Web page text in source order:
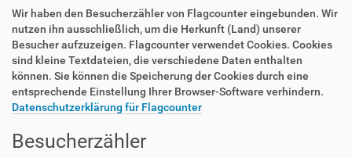
Wir haben den Besucherzähler von Flagcounter eingebunden. Wir
nutzen ihn ausschließlich, um die Herkunft (Land) unserer
Besucher aufzuzeigen. Flagcounter verwendet Cookies. Cookies
sind kleine Textdateien, die verschiedene Daten enthalten
können. Sie können die Speicherung der Cookies durch eine
entsprechende Einstellung Ihrer Browser-Software verhindern.
Datenschutzerklärung für Flagcounter
Besucherzähler